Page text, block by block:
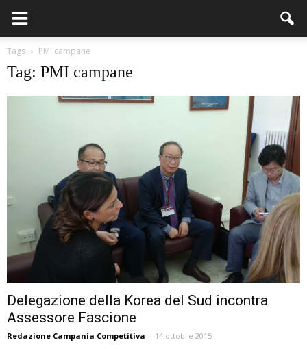
Tags PMI campane
Tag: PMI campane
Delegazione della Korea del Sud incontra
Assessore Fascione
Redazione Campania Competitiva - 14 ottobre 2015